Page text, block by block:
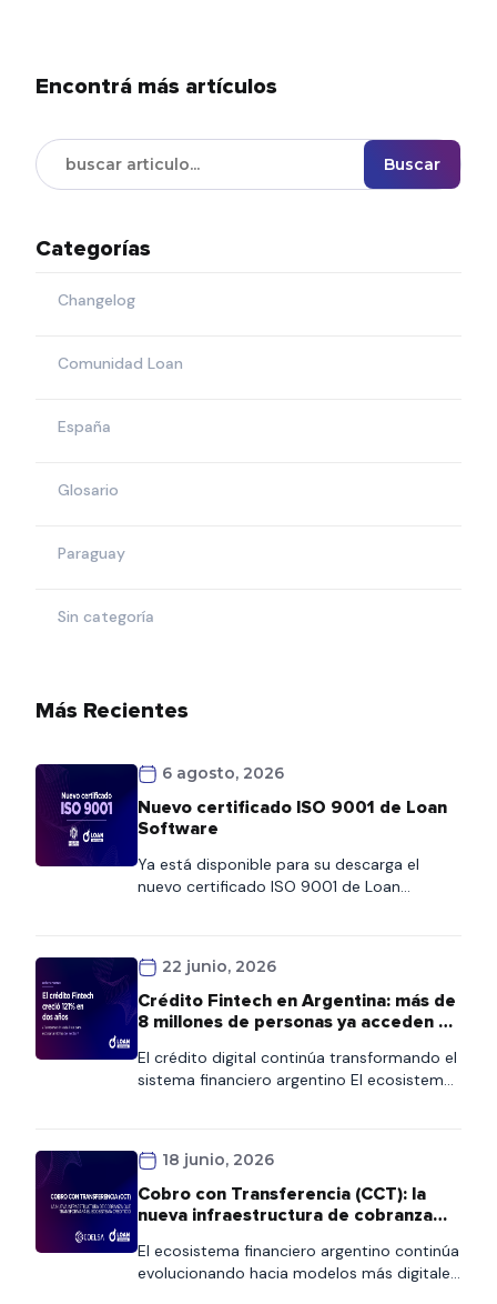
Encontrá más artículos
Buscar
Categorías
Changelog
Comunidad Loan
España
Glosario
Paraguay
Sin categoría
Más Recientes
6 agosto, 2026
Nuevo certificado ISO 9001 de Loan
Software
Ya está disponible para su descarga el
nuevo certificado ISO 9001 de Loan
podrán acceder al certificado de forma
rápida desde esta página o consultarlo
también en nuestra Wiki, donde
22 junio, 2026
Crédito Fintech en Argentina: más de
8 millones de personas ya acceden al
El crédito digital continúa transformando el
sistema financiero argentino El ecosistema
Informe de Crédito Fintech elaborado por el
ITBA y la Cámara Argentina Fintech, más de
8,1 millones de personas ya acceden a
18 junio, 2026
Cobro con Transferencia (CCT): la
nueva infraestructura de cobranza
crediticio
El ecosistema financiero argentino continúa
evolucionando hacia modelos más digitales,